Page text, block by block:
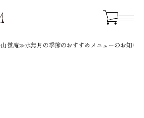
蛍庵≫水無月の季節のおすすめメニューのお知らせ